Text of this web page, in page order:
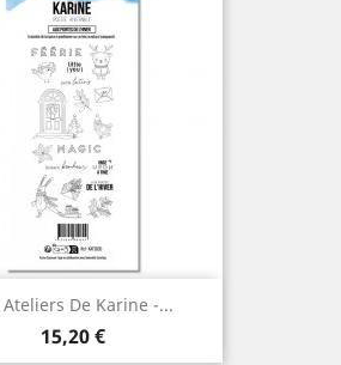
Ateliers De Karine -...
Prix
15,20 €